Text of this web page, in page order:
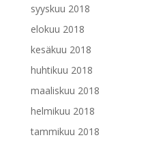
syyskuu 2018
elokuu 2018
kesäkuu 2018
huhtikuu 2018
maaliskuu 2018
helmikuu 2018
tammikuu 2018